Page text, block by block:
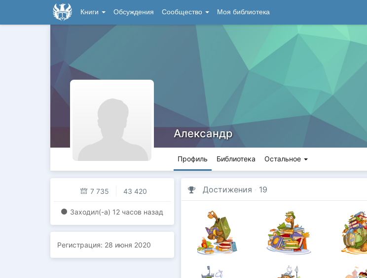
Книги Обсуждения Сообщество Моя библиотека
Александр
Профиль Библиотека Остальное
7 735 43 420
Заходил(-a) 12 часов назад
Регистрация: 28 июня 2020
Достижения · 19